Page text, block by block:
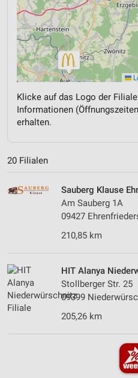
Klicke auf das Logo der
Informationen
erhalten.
20 Filialen
Sauberg Klause
Am Sauberg 1A
09427
210,85 km
HIT Alanya
Stollberger Str. 25
09399
205,26 km